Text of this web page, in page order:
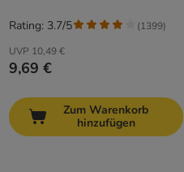
UVP 10,49 €
9,69 €
Rating: 3.7/5 (1399)
Zum Warenkorb
hinzufügen